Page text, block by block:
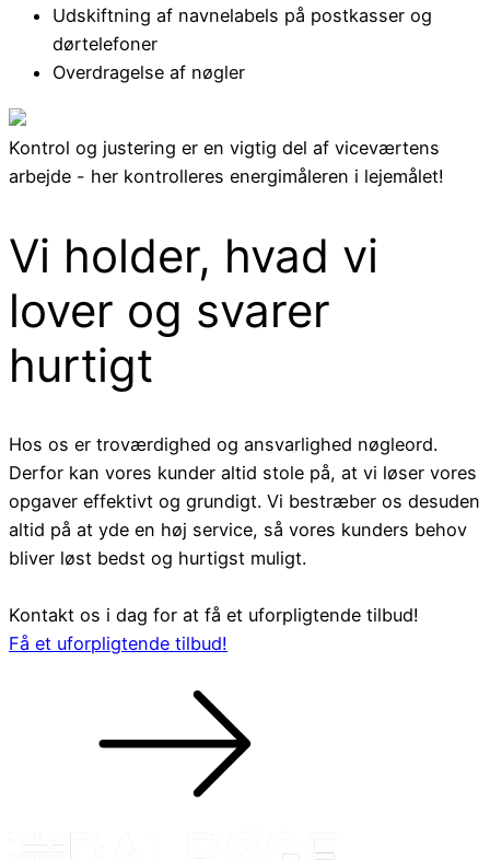
Udskiftning af navnelabels på postkasser og
dørtelefoner
Overdragelse af nøgler
Kontrol og justering er en vigtig del af viceværtens
arbejde - her kontrolleres energimåleren i lejemålet!
Vi holder, hvad vi
lover og svarer
hurtigt
Hos os er troværdighed og ansvarlighed nøgleord.
Derfor kan vores kunder altid stole på, at vi løser vores
opgaver effektivt og grundigt. Vi bestræber os desuden
altid på at yde en høj service, så vores kunders behov
bliver løst bedst og hurtigst muligt.
Kontakt os i dag for at få et uforpligtende tilbud!
Få et uforpligtende tilbud!